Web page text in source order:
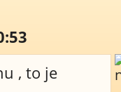
, to je